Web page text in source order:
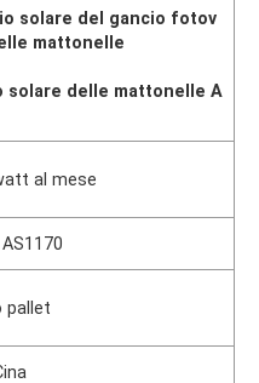
solare del gancio fotov
mattonelle
solare delle mattonelle A
al mese
pallet